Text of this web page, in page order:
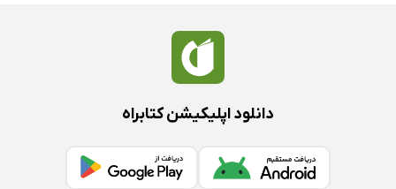
دانلود اپلیکیشن کتابراه